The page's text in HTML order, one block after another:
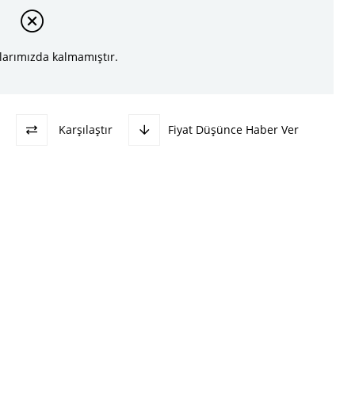
kalmamıştır.
Karşılaştır Fiyat Düşünce Haber Ver